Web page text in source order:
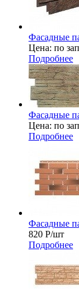
Фасадные
Цена: по
Подробнее
Фасадные
Цена: по
Подробнее
Фасадные
820 Р/шт
Подробнее